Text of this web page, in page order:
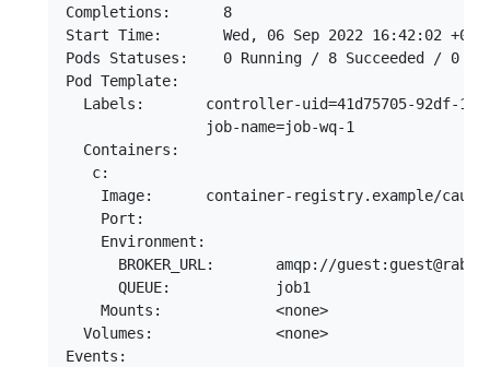
Completions:      8
Start Time:       Wed, 06 Sep 2022 16:42:02
Pods Statuses:    0 Running / 8 Succeeded / 0
Pod Template:
Labels:       controller-uid=41d75705-92df-
                job-name=job-wq-1
  Containers:
   c:
Image:      container-registry.example/
    Port:
    Environment:
BROKER_URL:       amqp://
      QUEUE:            job1
    Mounts:             <none>
  Volumes:              <none>
Events: